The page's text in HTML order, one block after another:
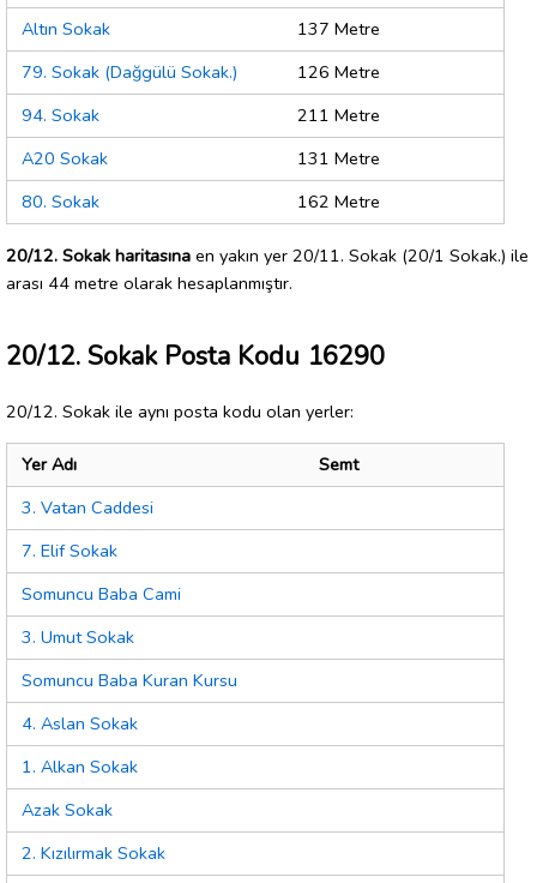
Altın Sokak
137 Metre
79. Sokak (Dağgülü Sokak.)
126 Metre
94. Sokak
211 Metre
A20 Sokak
131 Metre
80. Sokak
162 Metre
20/12. Sokak haritasına en yakın yer 20/11. Sokak (20/1 Sokak.) ile
arası 44 metre olarak hesaplanmıştır.
20/12. Sokak Posta Kodu 16290
20/12. Sokak ile aynı posta kodu olan yerler:
Yer Adı
Semt
3. Vatan Caddesi
7. Elif Sokak
Somuncu Baba Cami
3. Umut Sokak
Somuncu Baba Kuran Kursu
4. Aslan Sokak
1. Alkan Sokak
Azak Sokak
2. Kızılırmak Sokak